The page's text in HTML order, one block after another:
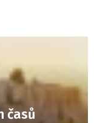
časů